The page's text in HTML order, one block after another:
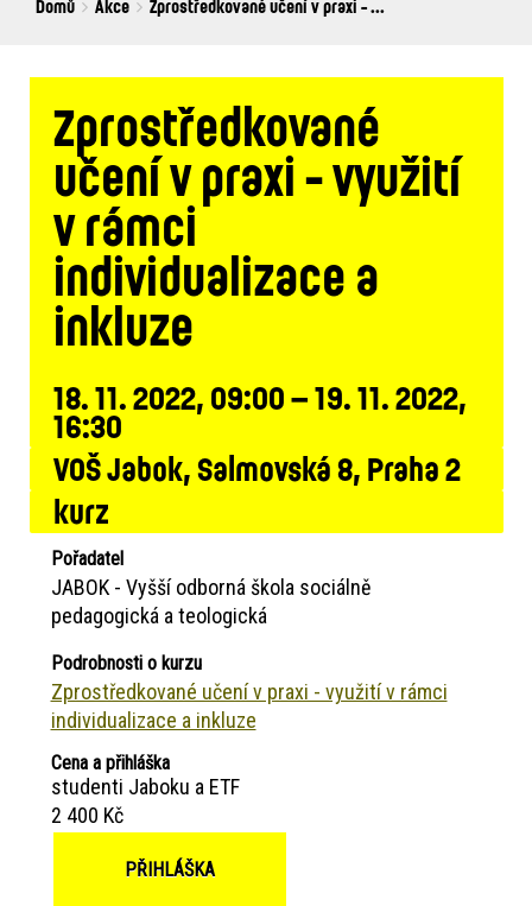
Breadcrumbs
You
Domů Akce Zprostředkované učení v praxi - ...
Zprostředkované
učení v praxi - využití
v rámci
individualizace a
inkluze
18. 11. 2022, 09:00 – 19. 11. 2022,
16:30
VOŠ Jabok, Salmovská 8, Praha 2
kurz
Pořadatel
JABOK - Vyšší odborná škola sociálně
pedagogická a teologická
Podrobnosti o kurzu
Zprostředkované učení v praxi - využití v rámci
individualizace a inkluze
Cena a přihláška
studenti Jaboku a ETF
2 400 Kč
PŘIHLÁŠKA